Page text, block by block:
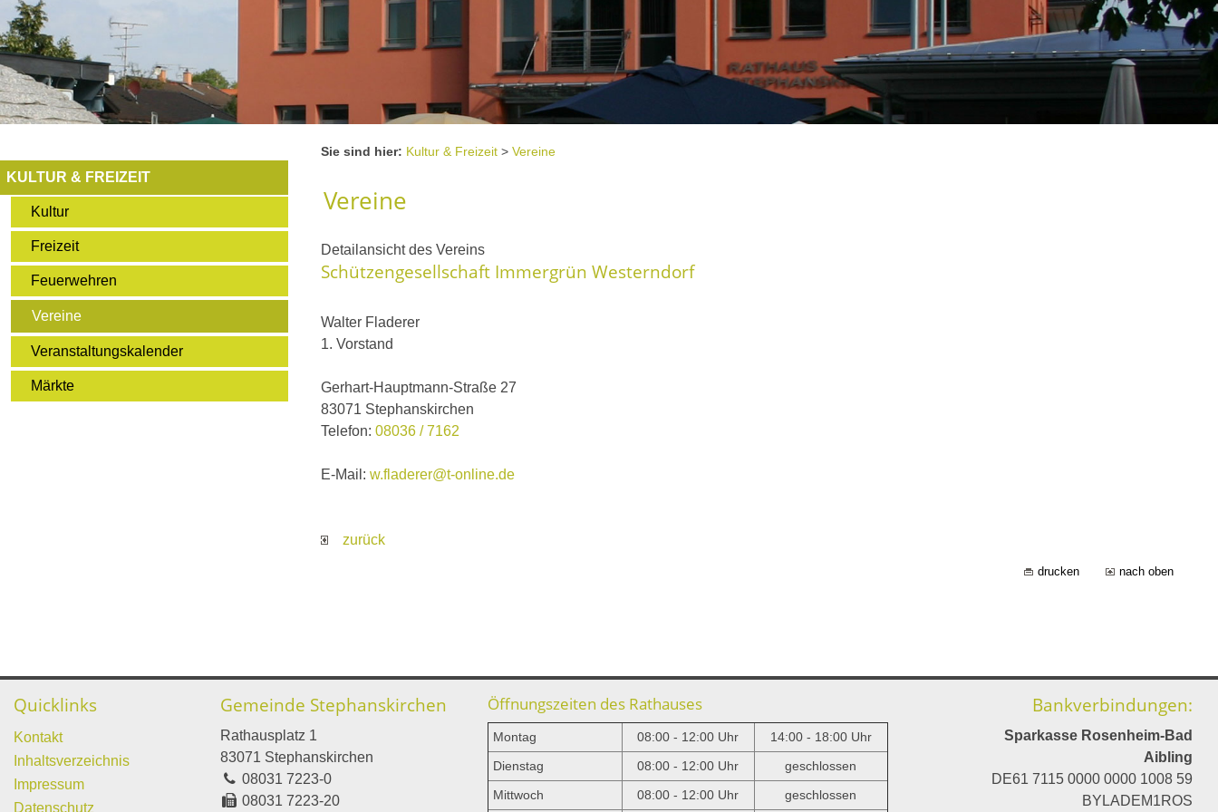
KULTUR & FREIZEIT
Kultur
Freizeit
Feuerwehren
Vereine
Veranstaltungskalender
Märkte
Sie sind hier: Kultur & Freizeit > Vereine
Vereine
Detailansicht des Vereins
Schützengesellschaft Immergrün Westerndorf
Walter Fladerer
1. Vorstand
Gerhart-Hauptmann-Straße 27
83071 Stephanskirchen
Telefon: 08036 / 7162
E-Mail: w.fladerer@t-online.de
zurück
drucken nach oben
Quicklinks
Kontakt
Inhaltsverzeichnis
Impressum
Datenschutz
Gemeinde Stephanskirchen
Rathausplatz 1
83071 Stephanskirchen
08031 7223-0
08031 7223-20
Öffnungszeiten des Rathauses
Montag 08:00 - 12:00 Uhr
14:00 - 18:00 Uhr
Dienstag
08:00 - 12:00 Uhr
geschlossen
Mittwoch
08:00 - 12:00 Uhr geschlossen
Bankverbindungen:
Sparkasse Rosenheim-Bad
Aibling
DE61 7115 0000 0000 1008 59
BYLADEM1ROS